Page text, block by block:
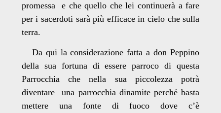
promessa e che quello che lei continuerà a fare
per i sacerdoti sarà più efficace in cielo che sulla
terra.
Da qui la considerazione fatta a don Peppino
della sua fortuna di essere parroco di questa
Parrocchia che nella sua piccolezza potrà
diventare una parrocchia dinamite perché basta
mettere una fonte di fuoco dove c’è